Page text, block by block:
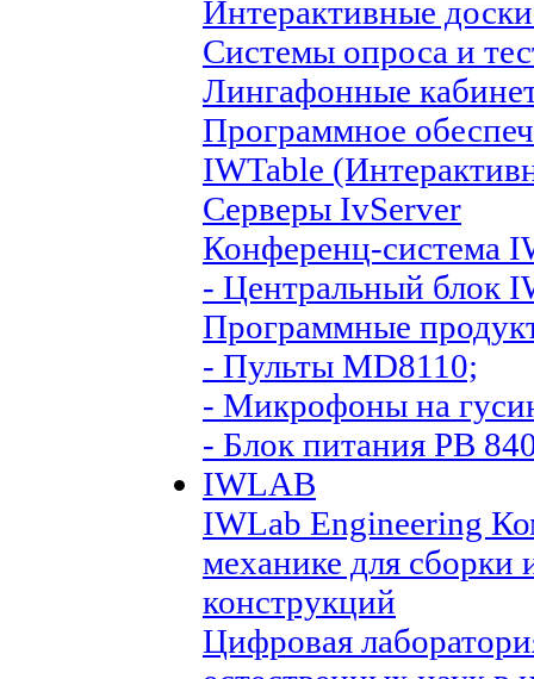
Интерактивные
Системы опроса и
Лингафонные
Программное
IWTable
Серверы IvServer
Конференц-система
- Центральный блок
Программные
- Пульты MD8110;
- Микрофоны на
- Блок питания PB
IWLAB
IWLab Engineering
механике для
конструкций
Цифровая